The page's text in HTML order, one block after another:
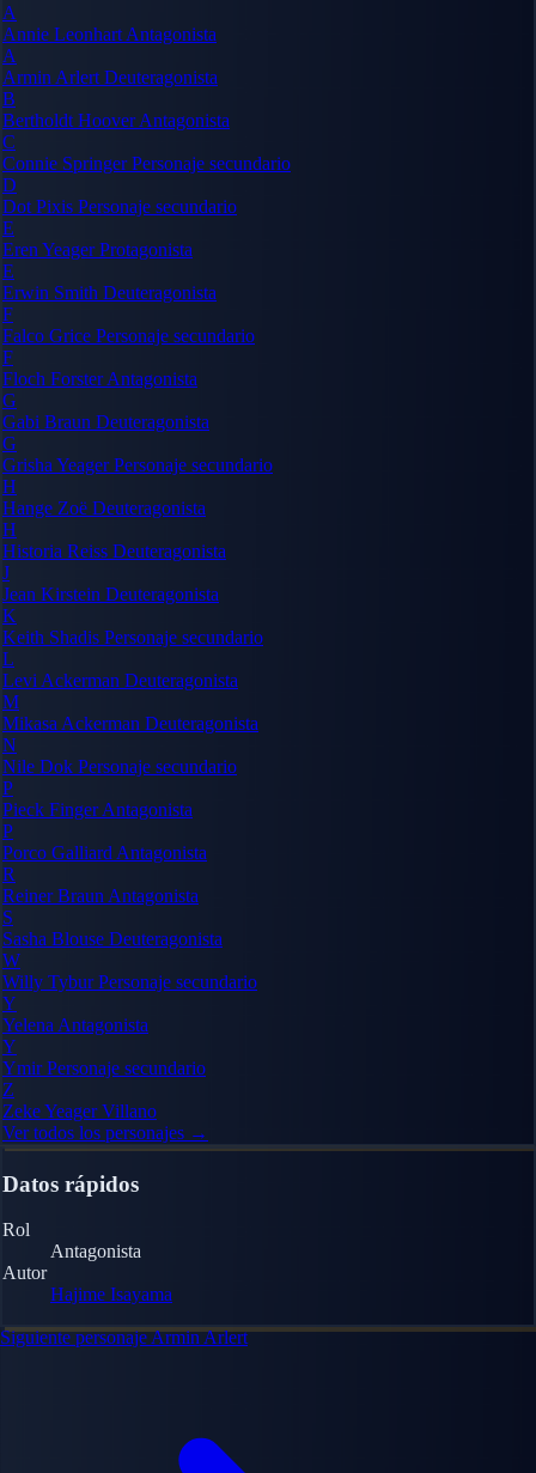
A
Annie Leonhart Antagonista
A
Armin Arlert Deuteragonista
B
Bertholdt HooverAntagonista
C
Connie SpringerPersonaje secundario
D
Dot Pixis Personaje secundario
E
Eren YeagerProtagonista
E
Erwin Smith Deuteragonista
F
Falco Grice Personaje secundario
F
Floch ForsterAntagonista
G
Gabi Braun Deuteragonista
G
Grisha YeagerPersonaje secundario
H
Hange Zoë Deuteragonista
H
Historia Reiss Deuteragonista
J
Jean Kirstein Deuteragonista
K
Keith Shadis Personaje secundario
L
Levi Ackerman Deuteragonista
M
Mikasa Ackerman Deuteragonista
N
Nile Dok Personaje secundario
P
Pieck FingerAntagonista
P
Porco Galliard Antagonista
R
Reiner Braun Antagonista
S
Sasha Blouse Deuteragonista
W
Willy TyburPersonaje secundario
Y
Yelena Antagonista
Y
YmirPersonaje secundario
Z
Zeke YeagerVillano
Ver todos los personajes →
Datos rápidos
Rol
Antagonista
Autor
Hajime Isayama
Siguiente personajeArmin Arlert